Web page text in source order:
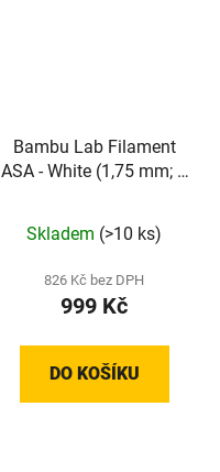
Bambu Lab Filament
ASA - White (1,75 mm; 1
Skladem (>10 ks)
826 Kč bez DPH
999 Kč
DO KOŠÍKU